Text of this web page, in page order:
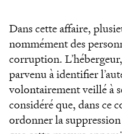
Dans cette affaire,
nommément des
corruption.
parvenu à identifier
volontairement veillé à
considéré que, dans ce
ordonner la